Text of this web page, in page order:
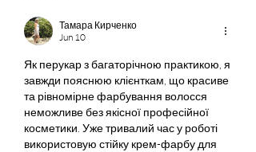
Тамара Кирченко
Jun 10
Як перукар з багаторічною практикою, я
завжди пояснюю клієнткам, що красиве
та рівномірне фарбування волосся
неможливе без якісної професійної
косметики. Уже тривалий час у роботі
використовую стійку крем-фарбу для